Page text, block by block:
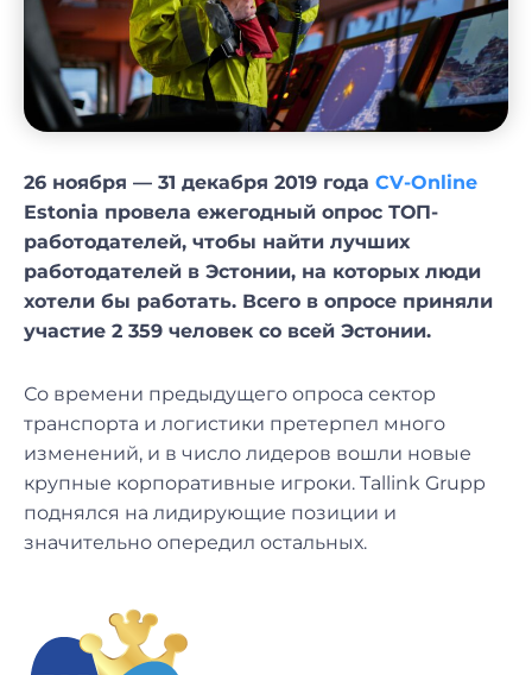
26 ноября — 31 декабря 2019 года CV-Online
Estonia провела ежегодный опрос ТОП-
работодателей, чтобы найти лучших
работодателей в Эстонии, на которых люди
хотели бы работать. Всего в опросе приняли
участие 2 359 человек со всей Эстонии.
Со времени предыдущего опроса сектор
транспорта и логистики претерпел много
изменений, и в число лидеров вошли новые
крупные корпоративные игроки. Tallink Grupp
поднялся на лидирующие позиции и
значительно опередил остальных.